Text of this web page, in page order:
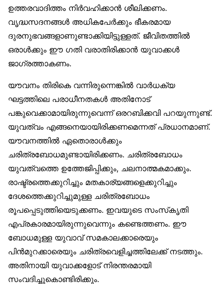
ഉത്തരവാദിത്തം നിർവഹിക്കാൻ ശീലിക്കണം.
വൃദ്ധസദനങ്ങൾ അധികപേർക്കും ഭീകരമായ
ദുരനുഭവങ്ങളാണുണ്ടാക്കിയിട്ടുള്ളത്. ജീവിതത്തിൽ
ഒരാൾക്കും ഈ ഗതി വരാതിരിക്കാൻ യുവാക്കൾ
ജാഗ്രത്താകണം.
യൗവനം തിരികെ വന്നിരുന്നെങ്കിൽ വാർധക്യ
ഘട്ടത്തിലെ പരാധീനതകൾ അതിനോട്
പങ്കുവെക്കാമായിരുന്നുവെന്ന് ഒരറബിക്കവി പറയുന്നുണ്ട്.
യുവത്വം എങ്ങനെയായിരിക്കണമെന്നത് പ്രധാനമാണ്.
യൗവനത്തിൽ ഏതൊരാൾക്കും
ചരിത്രബോധമുണ്ടായിരിക്കണം. ചരിത്രബോധം
യുവത്വത്തെ ഉത്തേജിപ്പിക്കും, ചലനാത്മകമാക്കും.
രാഷ്ട്രത്തെക്കുറിച്ചും മതകാര്യങ്ങളെക്കുറിച്ചും
ദേശത്തെക്കുറിച്ചുമുള്ള ചരിത്രബോധം
രൂപപ്പെടുത്തിയെടുക്കണം. ഇവയുടെ സംസ്‌കൃതി
എപ്രകാരമായിരുന്നുവെന്നും കണ്ടെത്തണം. ഈ
ബോധമുള്ള യുവാവ് സമകാലക്കാരെയും
പിൻമുറക്കാരെയും ചരിത്രവെളിച്ചത്തിലേക്ക് നടത്തും.
അതിനായി യുവാക്കളോട് നിരന്തരമായി
സംവദിച്ചുകൊണ്ടിരിക്കും.